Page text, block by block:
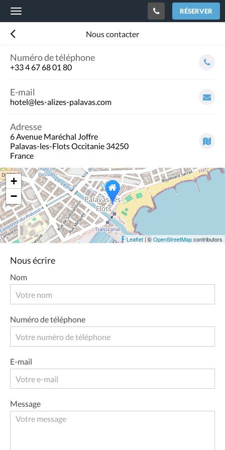
Toggle
navigation
RÉSERVER
Nous contacter
Numéro de téléphone
+33 4 67 68 01 80
E-mail
hotel@les-alizes-palavas.com
Adresse
6 Avenue Maréchal Joffre
Palavas-les-Flots Occitanie 34250
France
+
−
Leaflet | ©OpenStreetMapcontributors
Nous écrire
Nom
Numéro de téléphone
E-mail
Message